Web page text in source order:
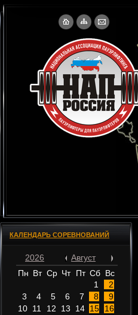
КАЛЕНДАРЬ СОРЕВНОВАНИЙ
2026
Август
Пн Вт Ср Чт Пт Сб Вс
1
2
3
4 5 6 7 8
9
10 11 12 13 14 15
16